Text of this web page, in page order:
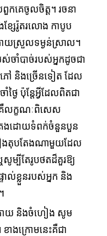
កគេចូលចិត្ត។ រចនា
សែរ៉ូតរលោង កាបូប
ាយស្រួលទម្ងន់ស្រាល។
ចាំបាច់របស់អ្នកដូចជា
ភៅ និងច្រើនទៀត ដែល
ថ្ងៃ ប៉ុន្តែអ្វីដែលពិតជា
គឺលក្ខណៈពិសេស
ែងដោយទំពក់ចំនួនបួន
រឿងតុបតែងណាមួយដែល
សូម្បីតែរូបថតដ៏គួរឱ្យ
ាល់ខ្លួនរបស់អ្នក និង
ក្រោយ និងចំហៀង សូម
ាងក្រោមនេះគឺជា